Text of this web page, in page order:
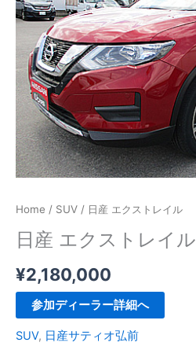
Home / SUV / 日産 エクストレイル
日産 エクストレイル
¥2,180,000
参加ディーラー詳細へ
SUV, 日産サティオ弘前